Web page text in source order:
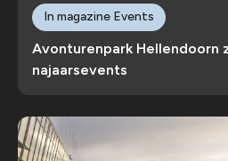
Avonturenpark Hellendoorn
najaarsevents
In magazine Events